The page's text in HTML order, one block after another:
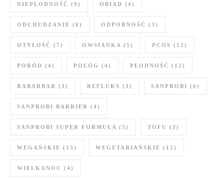
NIEPŁODNOŚĆ (9) OBIAD (4)
ODCHUDZANIE (6) ODPORNOŚĆ (3)
OTYŁOŚĆ (7) OWSIANKA (5) PCOS (12)
PORÓD (4) POŁÓG (4) PŁODNOŚĆ (12)
RABARBAR (3) REFLUKS (3) SANPROBI (6)
SANPROBI BARRIER (4)
SANPROBI SUPER FORMUŁA (5) TOFU (3)
WEGAŃSKIE (13) WEGETARIAŃSKIE (12)
WIELKANOC (4)